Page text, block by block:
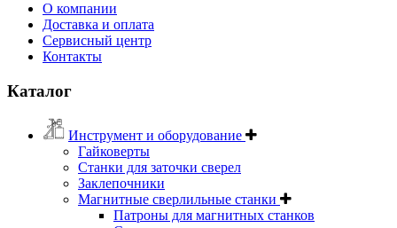
О компании
Доставка и оплата
Сервисный центр
Контакты
Каталог
Инструмент и оборудование
Гайковерты
Станки для заточки сверел
Заклепочники
Магнитные сверлильные станки
Патроны для магнитных станков